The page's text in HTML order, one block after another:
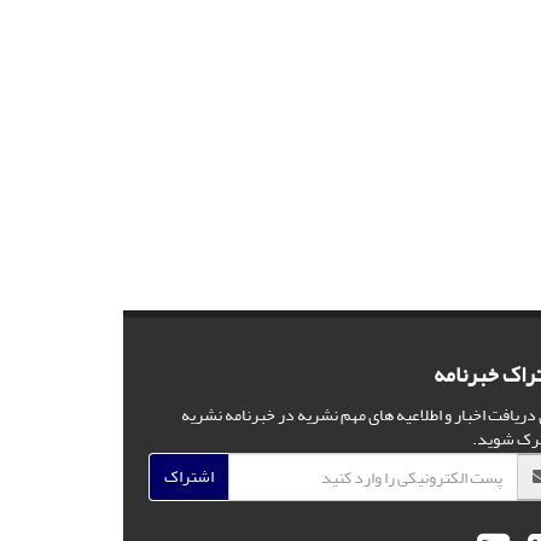
خبرنامه
دریافت اخبار و اطلاعیه های مهم نشریه در خبرنامه نشریه
شوید.
اشتراک